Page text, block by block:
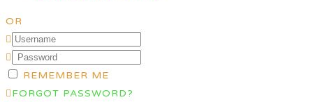
OR
REMEMBER ME
FORGOT PASSWORD?